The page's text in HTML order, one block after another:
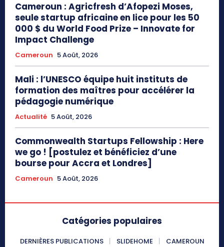
Cameroun : Agricfresh d’Afopezi Moses,
seule startup africaine en lice pour les 50
000 $ du World Food Prize – Innovate for
Impact Challenge
Cameroun 5 Août, 2026
Mali : l’UNESCO équipe huit instituts de
formation des maîtres pour accélérer la
pédagogie numérique
Actualité 5 Août, 2026
Commonwealth Startups Fellowship : Here
we go ! [postulez et bénéficiez d’une
bourse pour Accra et Londres]
Cameroun 5 Août, 2026
Catégories populaires
DERNIÈRES PUBLICATIONS SLIDEHOME
CAMEROUN